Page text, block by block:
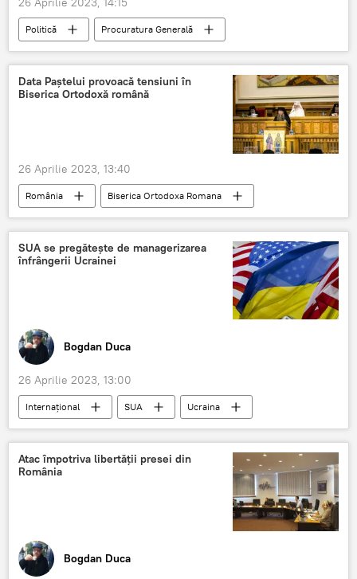
Politică
Procuratura Generală
Procuror
Procurori
Data Paștelui provoacă tensiuni în
Biserica Ortodoxă română
26 Aprilie 2023, 13:40
România
Biserica Ortodoxa Romana
BOR
SUA se pregătește de managerizarea
înfrângerii Ucrainei
Bogdan Duca
26 Aprilie 2023, 13:00
Internațional SUA Ucraina
Atac împotriva libertății presei din
România
Bogdan Duca